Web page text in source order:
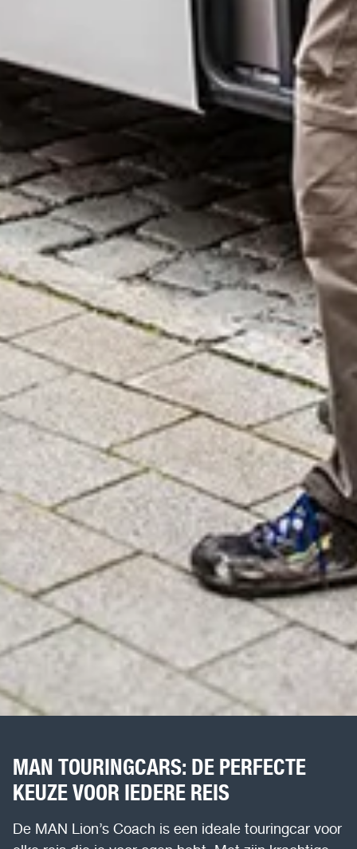
MAN TOURINGCARS: DE PERFECTE
KEUZE VOOR IEDERE REIS
De MAN Lion’s Coach is een ideale touringcar voor